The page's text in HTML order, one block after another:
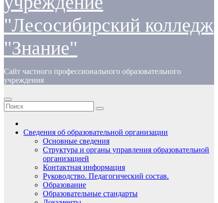
"Лесосибирский колледж
"Знание"
Сайт частного профессионального образовательного
учреждения
Сведения об образовательной организации
Основные сведения
Структура и органы управления образовательной
организацией
Контактная информация
Руководство. Педагогический состав.
Образование
Образовательные стандарты